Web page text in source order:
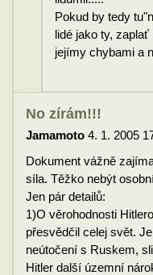
Pokud by tedy
lidé jako ty,
jejímy chybami a
No zírám!!!
Jamamoto 4. 1. 2005
Dokument vážně
síla. Těžko nebýt
Jen pár detailů:
1)O věrohodnosti
přesvědčil celej svět.
neútočení s Ruskem,
Hitler další územní